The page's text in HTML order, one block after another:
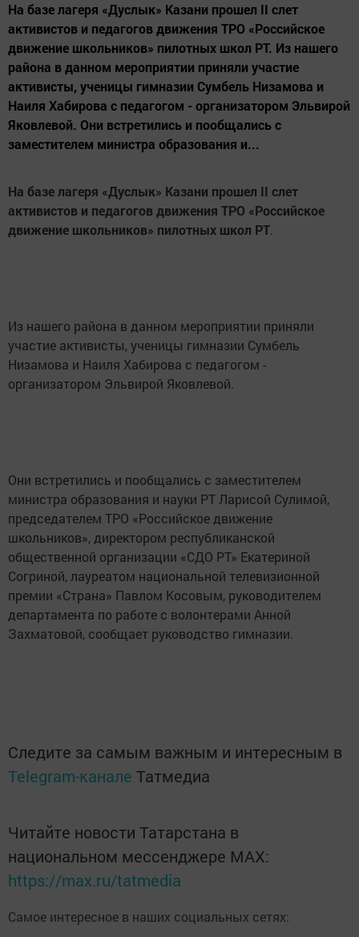
На базе лагеря «Дуслык» Казани прошел II слет
активистов и педагогов движения ТРО «Российское
движение школьников» пилотных школ РТ. Из нашего
района в данном мероприятии приняли участие
активисты, ученицы гимназии Сумбель Низамова и
Наиля Хабирова с педагогом - организатором Эльвирой
Яковлевой. Они встретились и пообщались с
заместителем министра образования и...
На базе лагеря «Дуслык» Казани прошел II слет
активистов и педагогов движения ТРО «Российское
движение школьников» пилотных школ РТ.
Из нашего района в данном мероприятии приняли
участие активисты, ученицы гимназии Сумбель
Низамова и Наиля Хабирова с педагогом -
организатором Эльвирой Яковлевой.
Они встретились и пообщались с заместителем
министра образования и науки РТ Ларисой Сулимой,
председателем ТРО «Российское движение
школьников», директором республиканской
общественной организации «СДО РТ» Екатериной
Согриной, лауреатом национальной телевизионной
премии «Страна» Павлом Косовым, руководителем
департамента по работе с волонтерами Анной
Захматовой, сообщает руководство гимназии.
Следите за самым важным и интересным в
Telegram-канале Татмедиа
Читайте новости Татарстана в
национальном мессенджере MАХ:
https://max.ru/tatmedia
Самое интересное в наших социальных сетях: